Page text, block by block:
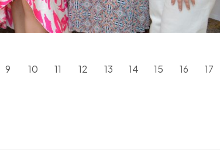
9 10 11 12 13 14 15 16 17